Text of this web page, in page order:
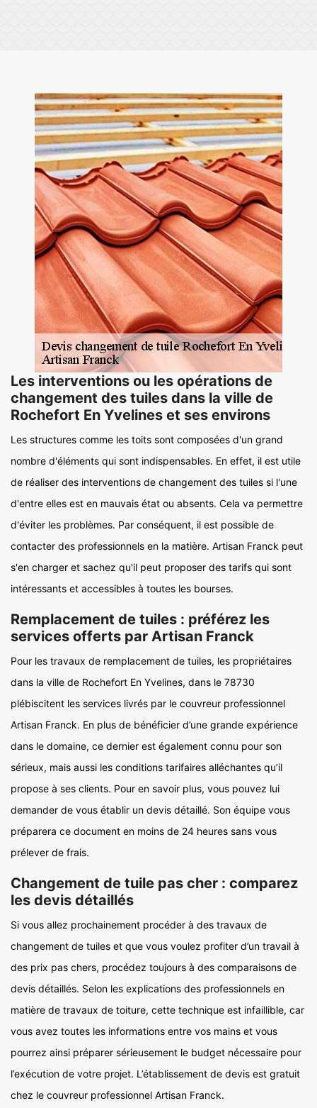
Les interventions ou les opérations de
changement des tuiles dans la ville de
Rochefort En Yvelines et ses environs
Les structures comme les toits sont composées d'un grand
nombre d'éléments qui sont indispensables. En effet, il est utile
de réaliser des interventions de changement des tuiles si l'une
d'entre elles est en mauvais état ou absents. Cela va permettre
d'éviter les problèmes. Par conséquent, il est possible de
contacter des professionnels en la matière. Artisan Franck peut
s'en charger et sachez qu'il peut proposer des tarifs qui sont
intéressants et accessibles à toutes les bourses.
Remplacement de tuiles : préférez les
services offerts par Artisan Franck
Pour les travaux de remplacement de tuiles, les propriétaires
dans la ville de Rochefort En Yvelines, dans le 78730
plébiscitent les services livrés par le couvreur professionnel
Artisan Franck. En plus de bénéficier d’une grande expérience
dans le domaine, ce dernier est également connu pour son
sérieux, mais aussi les conditions tarifaires alléchantes qu’il
propose à ses clients. Pour en savoir plus, vous pouvez lui
demander de vous établir un devis détaillé. Son équipe vous
préparera ce document en moins de 24 heures sans vous
prélever de frais.
Changement de tuile pas cher : comparez
les devis détaillés
Si vous allez prochainement procéder à des travaux de
changement de tuiles et que vous voulez profiter d’un travail à
des prix pas chers, procédez toujours à des comparaisons de
devis détaillés. Selon les explications des professionnels en
matière de travaux de toiture, cette technique est infaillible, car
vous avez toutes les informations entre vos mains et vous
pourrez ainsi préparer sérieusement le budget nécessaire pour
l’exécution de votre projet. L’établissement de devis est gratuit
chez le couvreur professionnel Artisan Franck.